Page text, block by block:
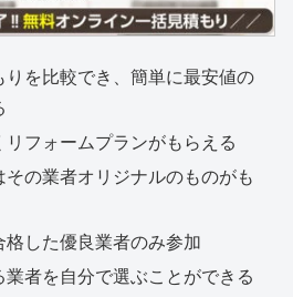
りを比較でき、簡単に最安値の
リフォームプランがもらえる
その業者オリジナルのものがも
格した優良業者のみ参加
業者を自分で選ぶことができる